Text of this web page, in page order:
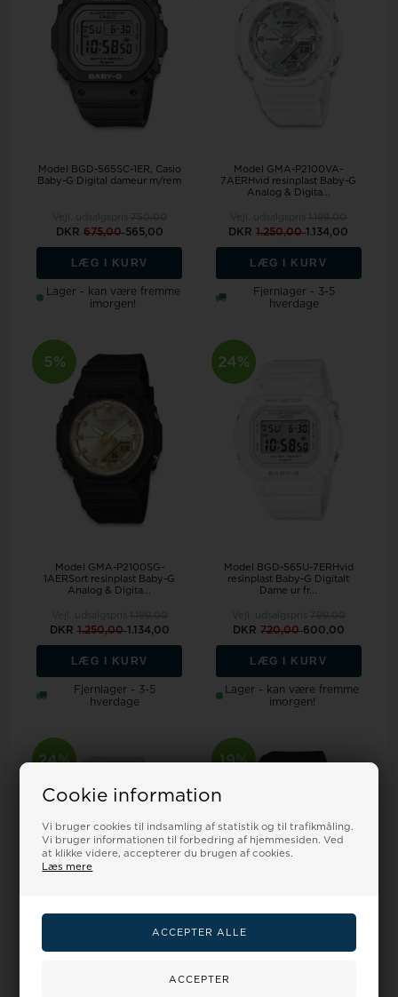
Cookie information
Vi bruger cookies til indsamling af statistik og til trafikmåling.
Vi bruger informationen til forbedring af hjemmesiden. Ved
at klikke videre, accepterer du brugen af cookies.
Læs mere
Model BGD-565SC-1ER
Casio
Baby-G Digital dameur m/rem
DKR 675,00565,00
LÆG I KURV
Lager - kan være fremme
imorgen!
Model GMA-P2100VA-
7AERHvid resinplast Baby-G
Analog & Digita...
DKR1.250,001.134,00
LÆG I KURV
Fjernlager - 3-5
hverdage
5%
Model GMA-P2100SG-
1AERSort resinplast Baby-G
Analog & Digita...
DKR 1.250,001.134,00
LÆG I KURV
Fjernlager - 3-5
hverdage
24%
Model BGD-565U-7ERHvid
resinplast Baby-G Digitalt
Dame ur fr...
DKR 720,00600,00
LÆG I KURV
Lager - kan være fremme
imorgen!
24% 19%
565U-1ER, Casio-Baby-G-